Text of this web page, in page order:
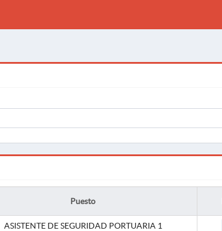
Puesto
ASISTENTE DE SEGURIDAD PORTUARIA 1